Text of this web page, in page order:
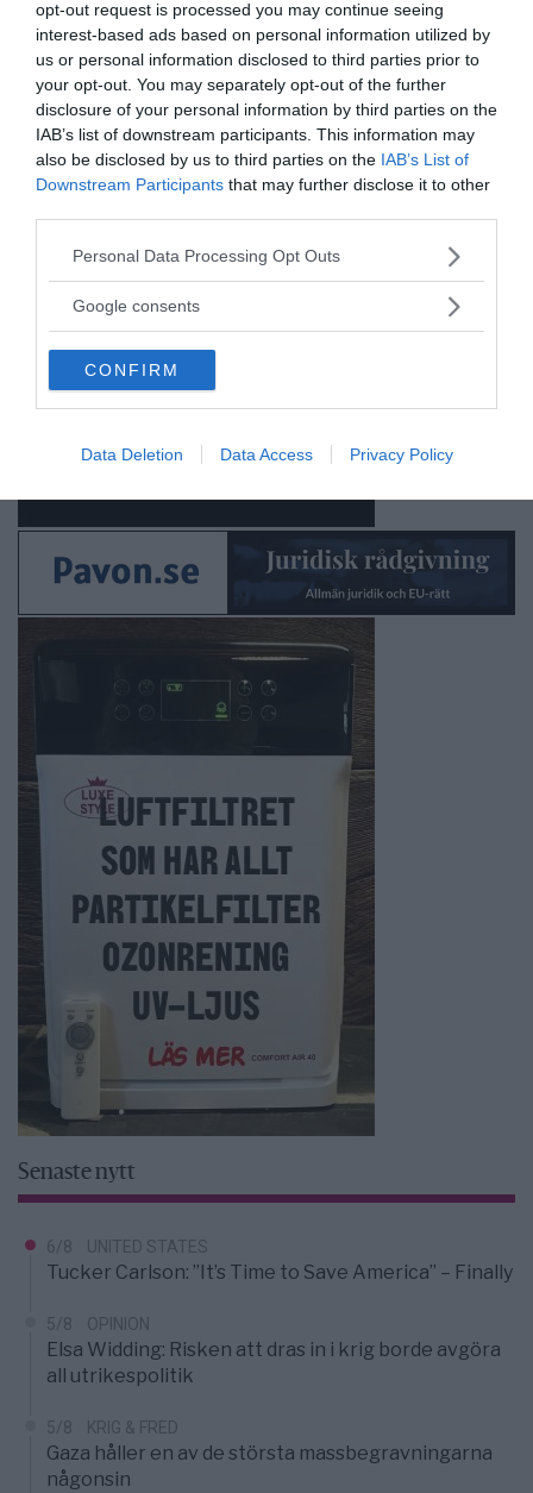
opt-out request is processed you may continue seeing
interest-based ads based on personal information utilized by
us or personal information disclosed to third parties prior to
your opt-out. You may separately opt-out of the further
disclosure of your personal information by third parties on the
IAB’s list of downstream participants. This information may
also be disclosed by us to third parties on the IAB’s List of
Downstream Participants that may further disclose it to other
Please note that this website/app uses one or more Google
not limited to your visit or usage behaviour. You may click to
use your data for below specified purposes in below Google
consent section.
Personal Data Processing Opt Outs
Google consents
CONFIRM
Data Deletion Data Access Privacy Policy
ANNONSER
Senaste nytt
6/8 UNITED STATES
Tucker Carlson: ”It’s Time to Save America” – Finally
5/8 OPINION
Elsa Widding: Risken att dras in i krig borde avgöra
all utrikespolitik
5/8 KRIG & FRED
Gaza håller en av de största massbegravningarna
någonsin